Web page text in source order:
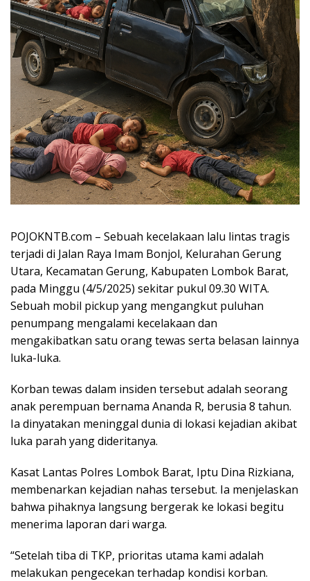
POJOKNTB.com – Sebuah kecelakaan lalu lintas tragis
terjadi di Jalan Raya Imam Bonjol, Kelurahan Gerung
Utara, Kecamatan Gerung, Kabupaten Lombok Barat,
pada Minggu (4/5/2025) sekitar pukul 09.30 WITA.
Sebuah mobil pickup yang mengangkut puluhan
penumpang mengalami kecelakaan dan
mengakibatkan satu orang tewas serta belasan lainnya
luka-luka.
Korban tewas dalam insiden tersebut adalah seorang
anak perempuan bernama Ananda R, berusia 8 tahun.
Ia dinyatakan meninggal dunia di lokasi kejadian akibat
luka parah yang dideritanya.
Kasat Lantas Polres Lombok Barat, Iptu Dina Rizkiana,
membenarkan kejadian nahas tersebut. Ia menjelaskan
bahwa pihaknya langsung bergerak ke lokasi begitu
menerima laporan dari warga.
“Setelah tiba di TKP, prioritas utama kami adalah
melakukan pengecekan terhadap kondisi korban.